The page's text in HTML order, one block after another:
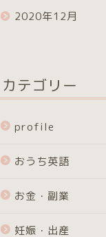
2020年12月
カテゴリー
profile
おうち英語
お金・副業
妊娠・出産